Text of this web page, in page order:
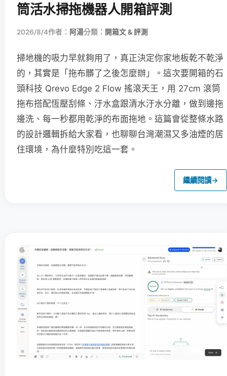
筒活水掃拖機器人開箱評測
2026/8/4作者： 阿湯分類： 開箱文 & 評測
掃地機的吸力早就夠用了，真正決定你家地板乾不乾淨
的，其實是「拖布髒了之後怎麼辦」。這次要開箱的石
頭科技 Qrevo Edge 2 Flow 搖滾天王，用 27cm 滾筒
拖布搭配恆壓刮條、汙水盒跟清水汙水分離，做到邊拖
邊洗、每一秒都用乾淨的布面拖地。這篇會從整條水路
的設計邏輯拆給大家看，也聊聊台灣潮濕又多油煙的居
住環境，為什麼特別吃這一套。
繼續閱讀→